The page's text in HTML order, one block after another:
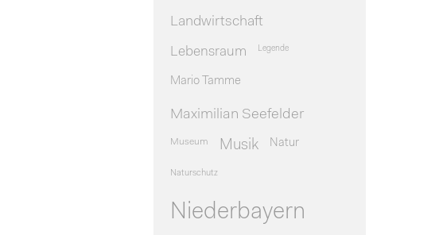
Landwirtschaft
Lebensraum Legende
Mario Tamme
Maximilian Seefelder
Museum Musik Natur
Naturschutz
Niederbayern